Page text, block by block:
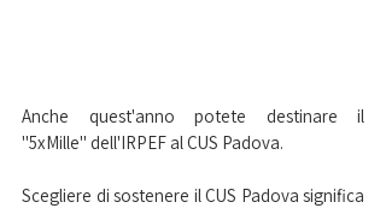
Anche quest'anno potete destinare il
"5xMille" dell'IRPEF al CUS Padova.
Scegliere di sostenere il CUS Padova significa